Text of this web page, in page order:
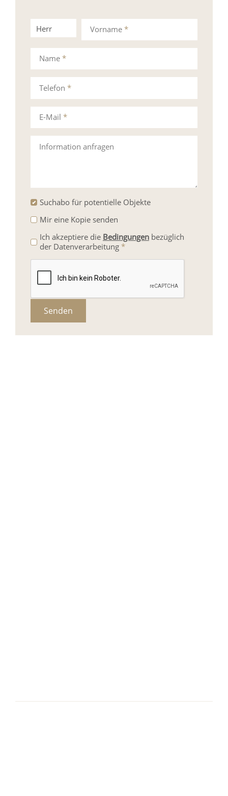
Herr Frau
Vorname *
Telefon *
Information anfragen
Name *
E-Mail *
Suchabo für potentielle Objekte
Mir eine Kopie senden
Ich akzeptiere die Bedingungenbezüglich
der Datenverarbeitung *
Senden